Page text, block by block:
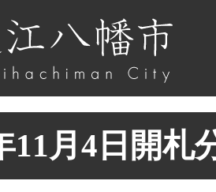
11月4日開札